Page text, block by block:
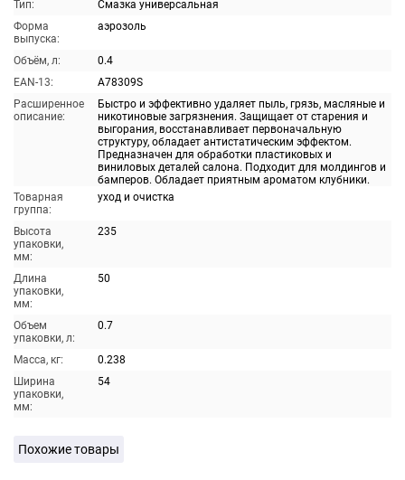
Тип:
Смазка универсальная
Форма
выпуска:
аэрозоль
Объём, л:
0.4
EAN-13:
A78309S
Расширенное
описание:
Быстро и эффективно удаляет пыль, грязь, масляные и
никотиновые загрязнения. Защищает от старения и
выгорания, восстанавливает первоначальную
структуру, обладает антистатическим эффектом.
Предназначен для обработки пластиковых и
виниловых деталей салона. Подходит для молдингов и
бамперов. Обладает приятным ароматом клубники.
Товарная
группа:
уход и очистка
Высота
упаковки,
мм:
235
Длина
упаковки,
мм:
50
Объем
упаковки, л:
0.7
Масса, кг:
0.238
Ширина
упаковки,
мм:
54
Похожие товары